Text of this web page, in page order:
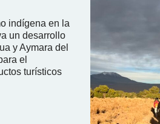
indígena en la
un desarrollo
y Aymara del
el
turísticos